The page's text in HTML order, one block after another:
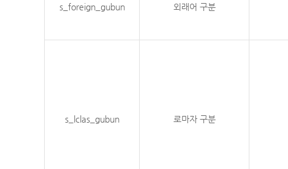
s_foreign_gubun 외래어 구분
s_lclas_gubun 로마자 구분